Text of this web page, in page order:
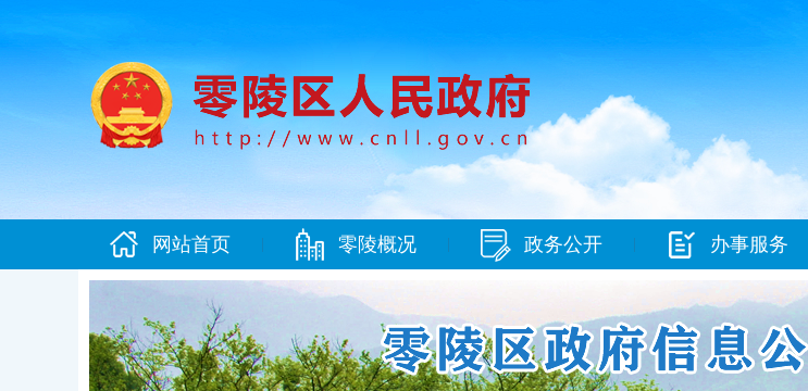
网站首页 零陵概况 政务公开 办事服务